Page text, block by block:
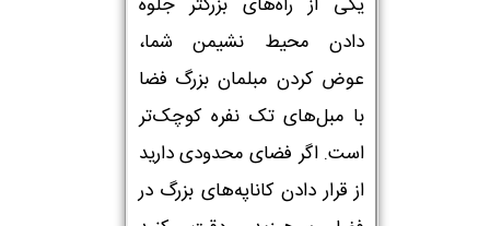
دادن محیط نشیمن شما،
عوض کردن مبلمان بزرگ فضا
با مبل‌های تک نفره کوچک‌تر
است. اگر فضای محدودی دارید
از قرار دادن کاناپه‌های بزرگ در